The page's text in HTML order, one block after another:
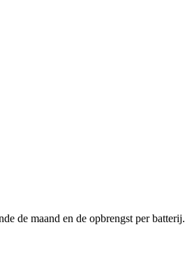
de maand en de opbrengst per batterij.